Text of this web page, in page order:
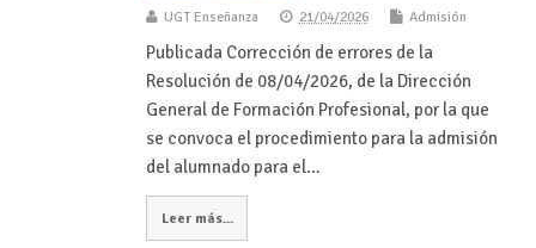
UGT Enseñanza 21/04/2026 Admisión
Publicada Corrección de errores de la
Resolución de 08/04/2026, de la Dirección
General de Formación Profesional, por la que
se convoca el procedimiento para la admisión
del alumnado para el…
Leer más...